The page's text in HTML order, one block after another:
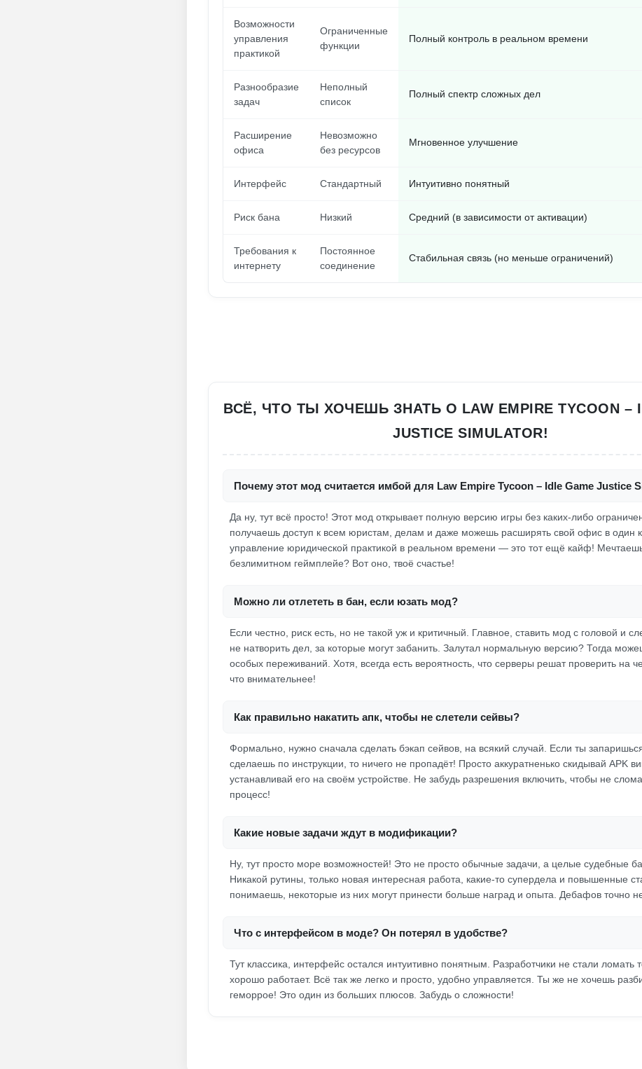
Возможности
управления
практикой
Ограниченные
функции
Полный контроль в реальном времени
Разнообразие
задач
Неполный
список
Полный спектр сложных дел
Расширение
офиса
Невозможно
без ресурсов
Мгновенное улучшение
Интерфейс Стандартный Интуитивно понятный
Риск бана Низкий Средний (в зависимости от активации)
Требования к
интернету
Постоянное
соединение
Стабильная связь (но меньше ограничений)
ВСЁ, ЧТО ТЫ ХОЧЕШЬ ЗНАТЬ О LAW EMPIRE TYCOON –
JUSTICE SIMULATOR!
Почему этот мод считается имбой для Law Empire Tycoon – Idle Game Justice
Да ну, тут всё просто! Этот мод открывает полную версию игры без каких-либо
получаешь доступ к всем юристам, делам и даже можешь расширять свой офис в один
управление юридической практикой в реальном времени — это тот ещё кайф!
безлимитном геймплейе? Вот оно, твоё счастье!
Можно ли отлететь в бан, если юзать мод?
Если честно, риск есть, но не такой уж и критичный. Главное, ставить мод с головой и
не натворить дел, за которые могут забанить. Залутал нормальную версию? Тогда
особых переживаний. Хотя, всегда есть вероятность, что серверы решат проверить на
что внимательнее!
Как правильно накатить апк, чтобы не слетели сейвы?
Формально, нужно сначала сделать бэкап сейвов, на всякий случай. Если ты
сделаешь по инструкции, то ничего не пропадёт! Просто аккуратненько скидывай APK
устанавливай его на своём устройстве. Не забудь разрешения включить, чтобы не
процесс!
Какие новые задачи ждут в модификации?
Ну, тут просто море возможностей! Это не просто обычные задачи, а целые судебные
Никакой рутины, только новая интересная работа, какие-то супердела и повышенные
понимаешь, некоторые из них могут принести больше наград и опыта. Дебафов точно
Что с интерфейсом в моде? Он потерял в удобстве?
Тут классика, интерфейс остался интуитивно понятным. Разработчики не стали ломать
хорошо работает. Всё так же легко и просто, удобно управляется. Ты же не хочешь
геморрое! Это один из больших плюсов. Забудь о сложности!